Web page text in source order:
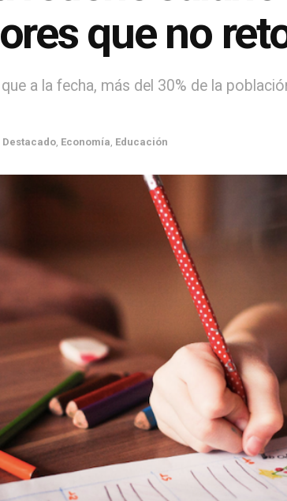
que no
a la fecha, más del 30% de la
Destacado Economía Educación